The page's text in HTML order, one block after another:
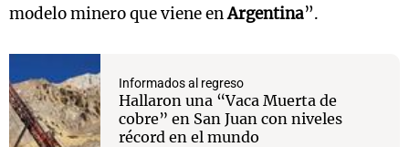
modelo minero que viene enArgentina”.
Informados al regreso
Hallaron una “Vaca Muerta de
cobre” en San Juan con niveles
récord en el mundo